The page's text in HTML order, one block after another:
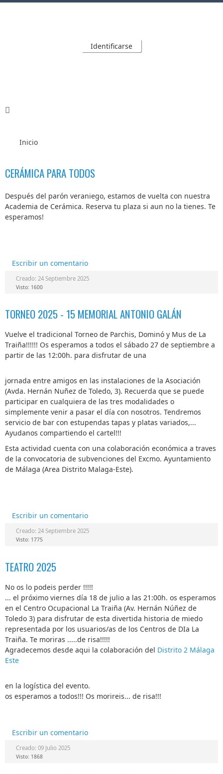
Identificarse
Inicio
CERÁMICA PARA TODOS
Después del parón veraniego, estamos de vuelta con nuestra
Academia de Cerámica. Reserva tu plaza si aun no la tienes. Te
esperamos!
Escribir un comentario
Creado: 24 Septiembre 2025
Visto: 1600
TORNEO 2025 - 15 MEMORIAL ANTONIO GALÁN
Vuelve el tradicional Torneo de Parchis, Dominó y Mus de La
Traiña!!!!!! Os esperamos a todos el sábado 27 de septiembre a
partir de las 12:00h. para disfrutar de una
jornada entre amigos en las instalaciones de la Asociación
(Avda. Hernán Nuñez de Toledo, 3). Recuerda que se puede
participar en cualquiera de las tres modalidades o
simplemente venir a pasar el día con nosotros. Tendremos
servicio de bar con estupendas tapas y platas variados,...
Ayudanos compartiendo el cartel!!!
Esta actividad cuenta con una colaboración económica a traves
de la convocatoria de subvenciones del Excmo. Ayuntamiento
de Málaga (Area Distrito Malaga-Este).
Escribir un comentario
Creado: 24 Septiembre 2025
Visto: 1775
TEATRO 2025
No os lo podeis perder !!!!!
... el próximo viernes día 18 de julio a las 21:00h. os esperamos
en el Centro Ocupacional La Traiña (Av. Hernán Núñez de
Toledo 3) para disfrutar de esta divertida historia de miedo
representada por los usuarios/as de los Centros de DIa La
Traiña. Te moriras .....de risa!!!!!
Agradecemos desde aqui la colaboración del Distrito 2 Málaga
Este
en la logística del evento.
os esperamos a todos!!! Os morireis... de risa!!!
Escribir un comentario
Creado: 09 Julio 2025
Visto: 1868